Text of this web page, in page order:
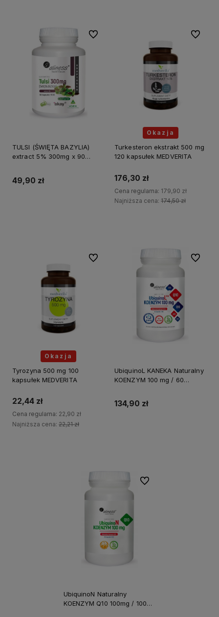
TULSI (ŚWIĘTA BAZYLIA)
extract 5% 300mg x 90
49,90 zł
Do ulubionych
Okazja
Turkesteron ekstrakt 500 mg
120 kapsułek MEDVERITA
176,30 zł
Cena regularna: 179,90 zł
Najniższa cena: 174,50 zł
Do
Okazja
Tyrozyna 500 mg 100
kapsułek MEDVERITA
22,44 zł
Cena regularna: 22,90 zł
Najniższa cena: 22,21 zł
Do ulubionych
UbiquinoL KANEKA Naturalny
KOENZYM 100 mg / 60
134,90 zł
Do
UbiquinoN Naturalny
KOENZYM Q10 100mg / 100
Do ulubionych